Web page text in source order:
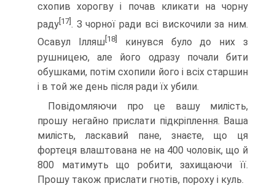
схопив хорогву і почав кликати на чорну
раду [17] . З чорної ради всі вискочили за ним.
Осавул Ілляш [18]
кинувся було до них з
рушницею, але його одразу почали бити
обушками, потім схопили його і всіх старшин
і в той же день після ради їх убили.
Повідомляючи про це вашу милість,
прошу негайно прислати підкріплення. Ваша
милість, ласкавий пане, знаєте, що ця
фортеця влаштована не на 400 чоловік, що й
800 матимуть що робити, захищаючи її.
Прошу також прислати гнотів, пороху і куль.